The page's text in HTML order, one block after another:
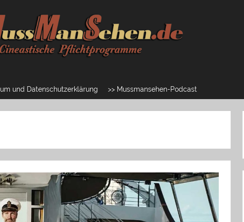
und Datenschutzerklärung >> Mussmansehen-Podcast